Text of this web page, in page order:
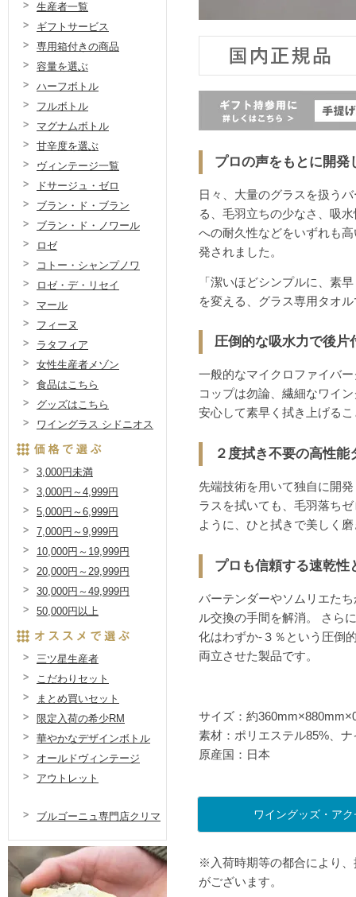
プロの声をもとに開発
日々、大量のグラスを扱う
る、毛羽立ちの少なさ、吸
への耐久性などをいずれも
発されました。
「潔いほどシンプルに、素
を変える、グラス専用タオ
圧倒的な吸水力で後片
一般的なマイクロファイバ
コップは勿論、繊細なワイ
安心して素早く拭き上げる
２度拭き不要の高性能
先端技術を用いて独自に開
ラスを拭いても、毛羽落ち
ように、ひと拭きで美しく
プロも信頼する速乾性
バーテンダーやソムリエた
ル交換の手間を解消。 さら
化はわずか-３％という圧倒
両立させた製品です。
サイズ：約
素材：ポリエステル85%、ナ
原産国：日本
ワイングッズ・ア
※入荷時期等の都合により
がございます。
生産者一覧
ギフトサービス
専用箱付きの商品
容量を選ぶ
ハーフボトル
フルボトル
マグナムボトル
甘辛度を選ぶ
ヴィンテージ一覧
ドサージュ・ゼロ
ブラン・ド・ブラン
ブラン・ド・ノワール
ロゼ
コトー・シャンプノワ
ロゼ・デ・リセイ
マール
フィーヌ
ラタフィア
女性生産者メゾン
食品はこちら
グッズはこちら
ワイングラス シドニオス
3,000円未満
3,000円～4,999円
5,000円～6,999円
7,000円～9,999円
10,000円～19,999円
20,000円～29,999円
30,000円～49,999円
50,000円以上
三ツ星生産者
こだわりセット
まとめ買いセット
限定入荷の希少RM
華やかなデザインボトル
オールドヴィンテージ
アウトレット
ブルゴーニュ専門店クリマ